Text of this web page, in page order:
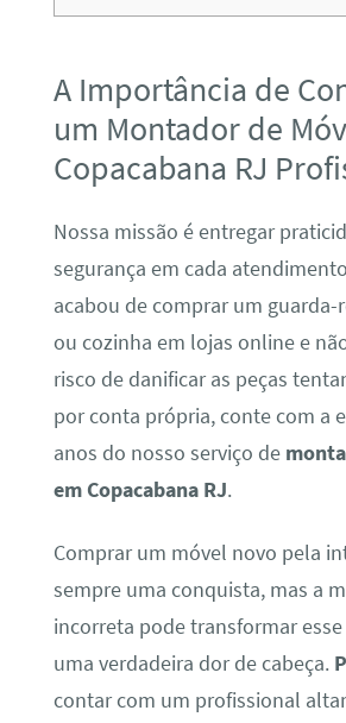
A Importância de
um Montador de
Copacabana RJ
Nossa missão é entregar
segurança em cada
acabou de comprar um guarda-
ou cozinha em lojas online e
risco de danificar as peças
por conta própria, conte com a
anos do nosso serviço de
em Copacabana RJ.
Comprar um móvel novo pela
sempre uma conquista, mas a
incorreta pode transformar
uma verdadeira dor de cabeça.
contar com um profissional